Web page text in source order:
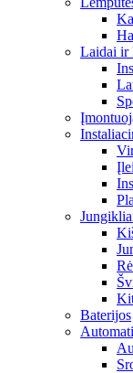
Laidai ir
Baterijos